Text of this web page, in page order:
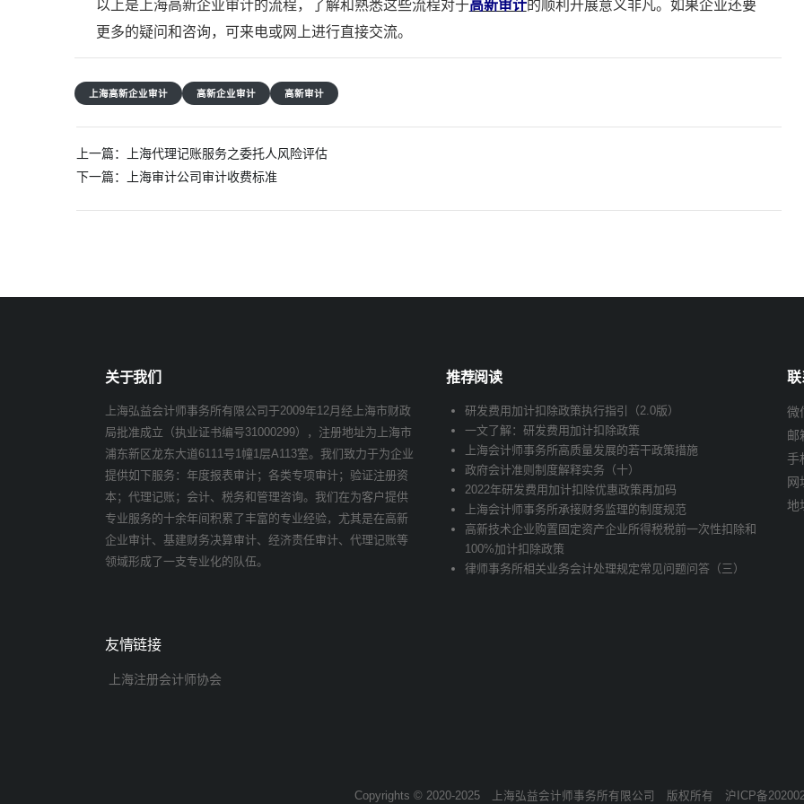
以上是上海高新企业审计的流程，了解和熟悉这些流程对于高新审计的顺利开展意义非凡。如果企业还要
更多的疑问和咨询，可来电或网上进行直接交流。
上海高新企业审计 高新企业审计 高新审计
章
上一篇：
上海代理记账服务之委托人风险评估
下一篇：
上海审计公司审计收费标准
关于我们
上海弘益会计师事务所有限公司于2009年12月经上海市财政
局批准成立（执业证书编号31000299），注册地址为上海市
浦东新区龙东大道6111号1幢1层A113室。我们致力于为企业
提供如下服务：年度报表审计；各类专项审计；验证注册资
本；代理记账；会计、税务和管理咨询。我们在为客户提供
专业服务的十余年间积累了丰富的专业经验，尤其是在高新
企业审计、基建财务决算审计、经济责任审计、代理记账等
领域形成了一支专业化的队伍。
推荐阅读
研发费用加计扣除政策执行指引（2.0版）
一文了解：研发费用加计扣除政策
上海会计师事务所高质量发展的若干政策措施
政府会计准则制度解释实务（十）
2022年研发费用加计扣除优惠政策再加码
上海会计师事务所承接财务监理的制度规范
高新技术企业购置固定资产企业所得税税前一次性扣除和
100%加计扣除政策
律师事务所相关业务会计处理规定常见问题问答（三）
联
微
邮
手
网
地
友情链接
上海注册会计师协会
Copyrights © 2020-2025 上海弘益会计师事务所有限公司 版权所有 沪ICP备